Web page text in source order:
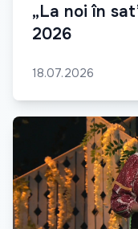
„La noi în
2026
18.07.2026